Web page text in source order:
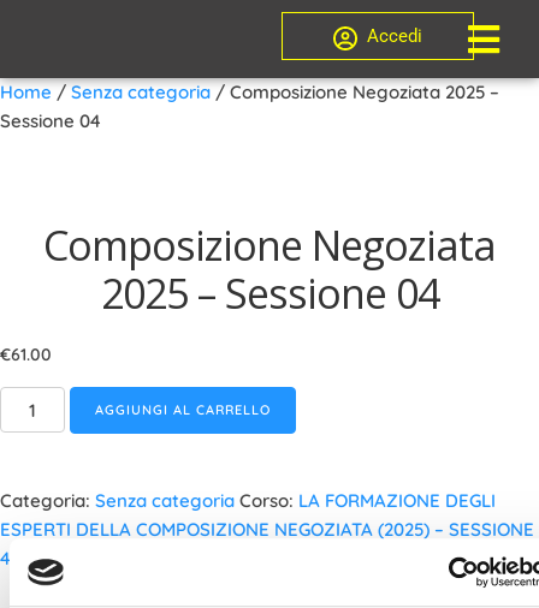
Accedi
Home/Senza categoria/ Composizione Negoziata 2025 –
Sessione 04
Composizione Negoziata
2025 – Sessione 04
€61.00
AGGIUNGI AL CARRELLO
Categoria: Senza categoria Corso: LA FORMAZIONE DEGLI
ESPERTI DELLA COMPOSIZIONE NEGOZIATA (2025) – SESSIONE
4